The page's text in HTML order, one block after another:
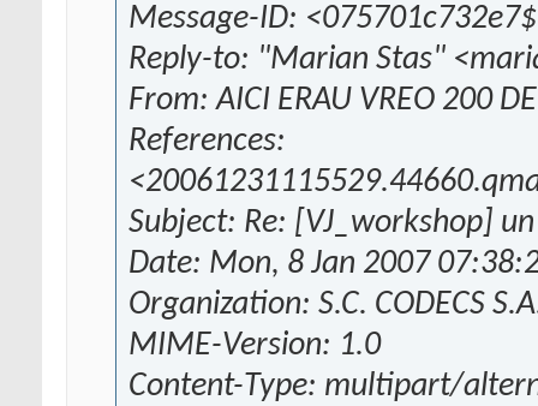
Message-ID:
Reply-to: "Marian Stas"
From: AICI ERAU VREO 200
References:
Subject: Re: [VJ_workshop]
Date: Mon, 8 Jan 2007
Organization: S.C. CODECS
MIME-Version: 1.0
Content-Type: multipart/